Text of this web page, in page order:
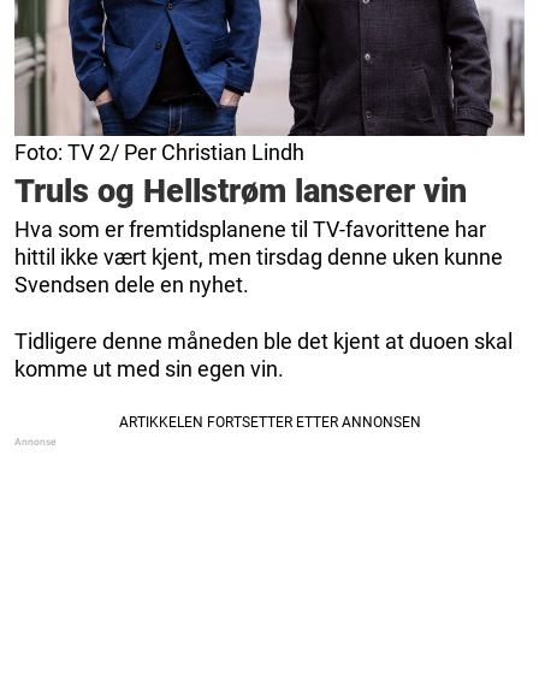
Foto: TV 2/ Per Christian Lindh
Truls og Hellstrøm lanserer vin
Hva som er fremtidsplanene til TV-favorittene har
hittil ikke vært kjent, men tirsdag denne uken kunne
Svendsen dele en nyhet.
Tidligere denne måneden ble det kjent at duoen skal
komme ut med sin egen vin.